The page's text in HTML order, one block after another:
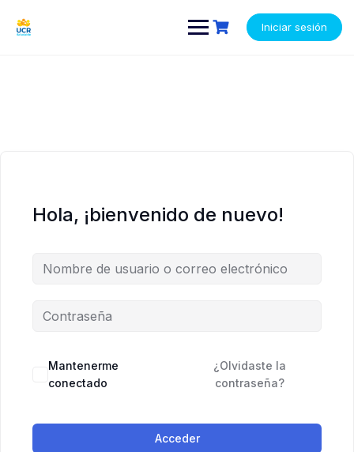
contenido
Iniciar sesión
Hola, ¡bienvenido de nuevo!
Mantenerme
conectado
¿Olvidaste la
contraseña?
Acceder